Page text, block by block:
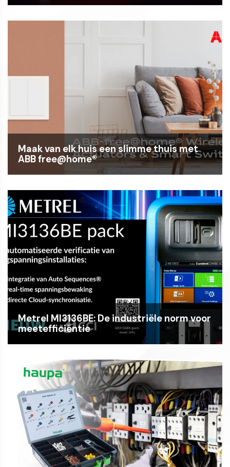
Maak van elk huis een slimme thuis met
ABB free@home®
Metrel MI3136BE: De industriële norm voor
meetefficiëntie